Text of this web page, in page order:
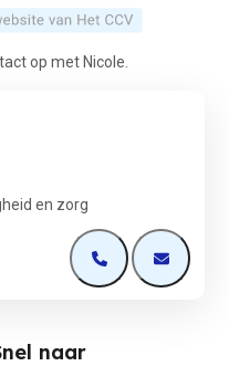
op met Nicole.
en zorg
Open deOpen de
naar